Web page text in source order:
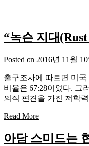
“녹슨 지대
Posted on 2016년 11월 10
출구조사에 따르면 미
비율은 67:28이었다. 그
의적 편견을 가진 저학
Read More
아담 스미드는